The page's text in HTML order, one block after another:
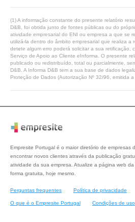
(1) A informação constante do presente relatório
D&B, foi obtida junto de fontes públicas ou do
atividade empresarial do ENI ou empresa a que se
utilizá-la dentro do âmbito empresarial que realiza a
detete algum erro poderá solicitar a sua retificação,
Serviço de Apoio ao Cliente eInforma. O presente
publicado ou redistribuído, total ou parcialmente,
D&B. A Informa D&B tem a sua base de dados
Proteção de Dados (Autorização Nº 32/96, emitida a
Empresite Portugal é o maior diretório de empresas
encontrar novos clientes através da publicação
atividade da sua empresa. Atualize a página web
forma gratuita, hoje mesmo.
Perguntas frequentes Política de privacidade
O que é o Empresite Portugal Condições de uso